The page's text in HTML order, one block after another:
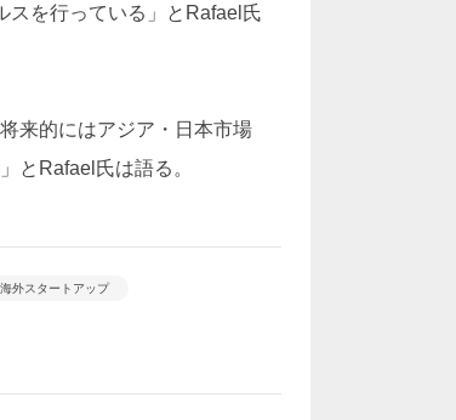
スを行っている」とRafael氏
来的にはアジア・日本市場
とRafael氏は語る。
海外スタートアップ